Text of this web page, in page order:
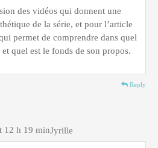
des vidéos qui donnent une
de la série, et pour l’article
permet de comprendre dans quel
et quel est le fonds de son propos.
Reply
Jyrille
12 h 19 min